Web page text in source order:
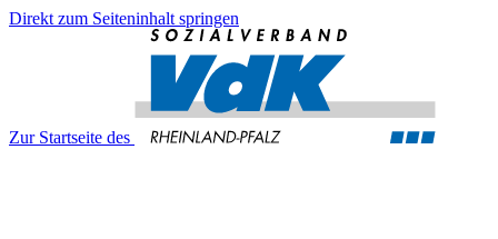
Direkt zum Seiteninhalt springen
Zur Startseite des